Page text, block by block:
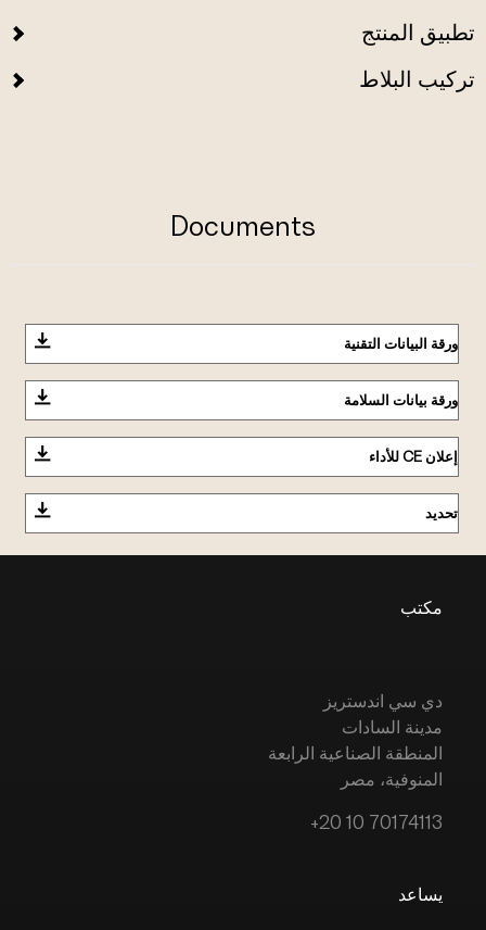
تطبيق المنتج
تركيب البلاط
Documents
ورقة البيانات التقنية
ورقة بيانات السلامة
إعلان CE للأداء
تحديد
مكتب
دي سي اندستريز
مدينة السادات
المنطقة الصناعية الرابعة
المنوفية، مصر
+20 10 70174113
يساعد